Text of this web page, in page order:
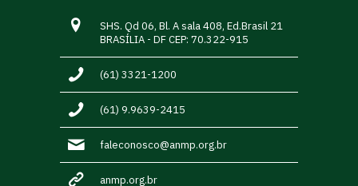
SHS. Qd 06, Bl. A sala 408, Ed.Brasil 21
BRASÍLIA - DF CEP: 70.322-915
(61) 3321-1200
(61) 9.9639-2415
faleconosco@anmp.org.br
anmp.org.br